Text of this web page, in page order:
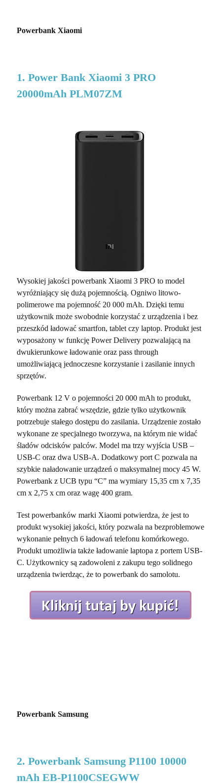
Powerbank Xiaomi
1. Power Bank Xiaomi 3 PRO
20000mAh PLM07ZM
Wysokiej jakości powerbank Xiaomi 3 PRO to model
wyróżniający się dużą pojemnością. Ogniwo litowo-
polimerowe ma pojemność 20 000 mAh. Dzięki temu
użytkownik może swobodnie korzystać z urządzenia i bez
przeszkód ładować smartfon, tablet czy laptop. Produkt jest
wyposażony w funkcję Power Delivery pozwalającą na
dwukierunkowe ładowanie oraz pass through
umożliwiającą jednoczesne korzystanie i zasilanie innych
sprzętów.
Powerbank 12 V o pojemności 20 000 mAh to produkt,
który można zabrać wszędzie, gdzie tylko użytkownik
potrzebuje stałego dostępu do zasilania. Urządzenie zostało
wykonane ze specjalnego tworzywa, na którym nie widać
śladów odcisków palców. Model ma trzy wyjścia USB –
USB-C oraz dwa USB-A. Dodatkowy port C pozwala na
szybkie naładowanie urządzeń o maksymalnej mocy 45 W.
Powerbank z UCB typu “C” ma wymiary 15,35 cm x 7,35
cm x 2,75 x cm oraz wagę 400 gram.
Test powerbanków marki Xiaomi potwierdza, że jest to
produkt wysokiej jakości, który pozwala na bezproblemowe
wykonanie pełnych 6 ładowań telefonu komórkowego.
Produkt umożliwia także ładowanie laptopa z portem USB-
C. Użytkownicy są zadowoleni z zakupu tego solidnego
urządzenia twierdząc, że to powerbank do samolotu.
Powerbank Samsung
2. Powerbank Samsung P1100 10000
mAh EB-P1100CSEGWW